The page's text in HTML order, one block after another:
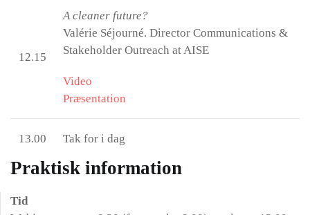
12.15
A cleaner future?
Valérie Séjourné. Director Communications &
Stakeholder Outreach at AISE
Video
Præsentation
13.00 Tak for i dag
Praktisk information
Tid